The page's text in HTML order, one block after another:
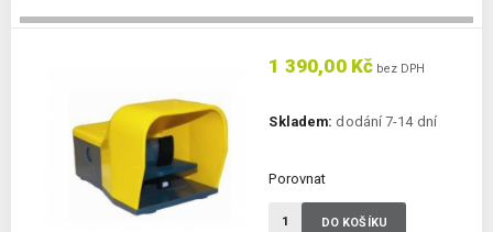
1 390,00 Kč bez DPH
Skladem: dodání 7-14 dní
Porovnat
DO KOŠÍKU